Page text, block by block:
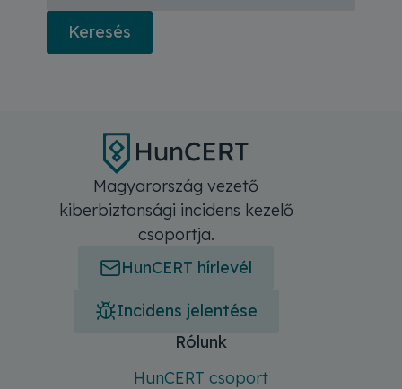
Keresés
Magyarország vezető
kiberbiztonsági incidens kezelő
csoportja.
HunCERT hírlevél
Incidens jelentése
Rólunk
HunCERT csoport